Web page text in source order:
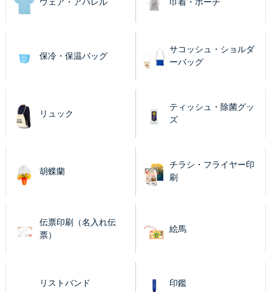
保冷・保温バッグ
サコッシュ・ショルダ
ーバッグ
リュック
ティッシュ・除菌グッ
ズ
胡蝶蘭
チラシ・フライヤー印
刷
伝票印刷（名入れ伝
票）
絵馬
リストバンド 印鑑